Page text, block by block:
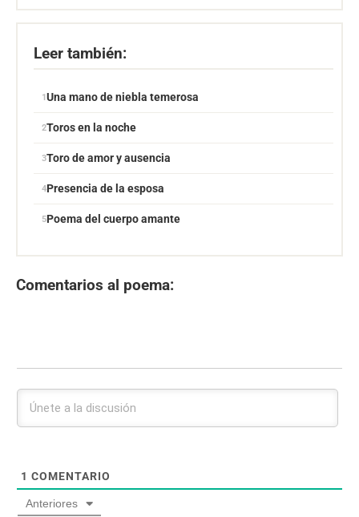
Leer también:
Una mano de niebla temerosa
Toros en la noche
Toro de amor y ausencia
Presencia de la esposa
Poema del cuerpo amante
Comentarios al poema:
1 COMENTARIO
Anteriores